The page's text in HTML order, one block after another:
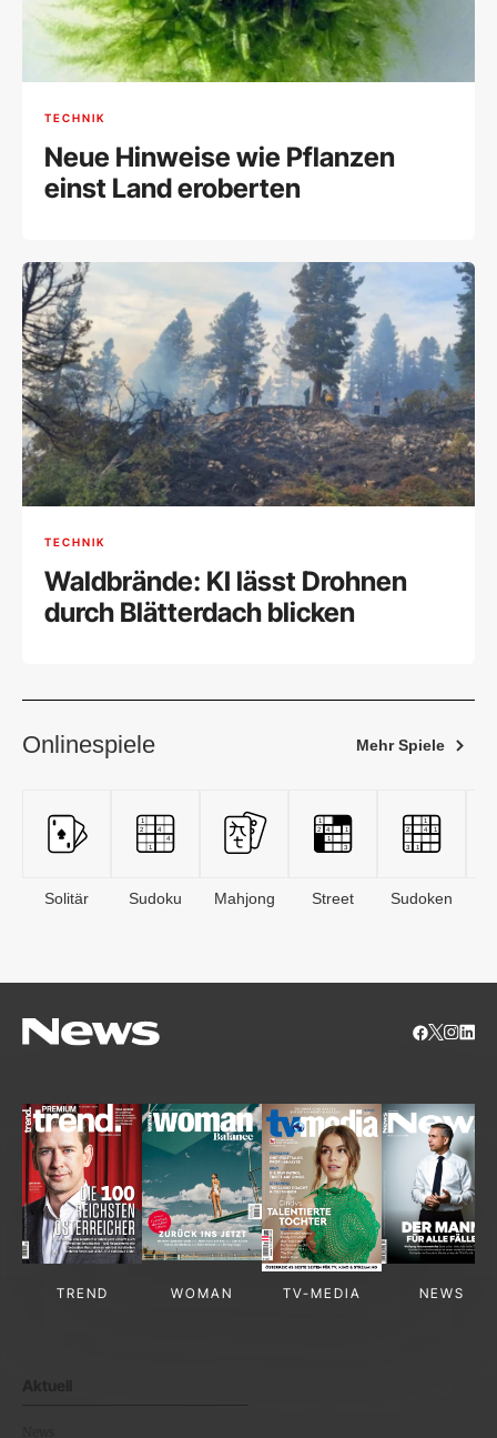
TECHNIK
Neue Hinweise wie Pflanzen
einst Land eroberten
TECHNIK
Waldbrände: KI lässt Drohnen
durch Blätterdach blicken
Onlinespiele Mehr Spiele
Solitär Sudoku Mahjong Street Sudoken
TREND WOMAN TV-MEDIA NEWS